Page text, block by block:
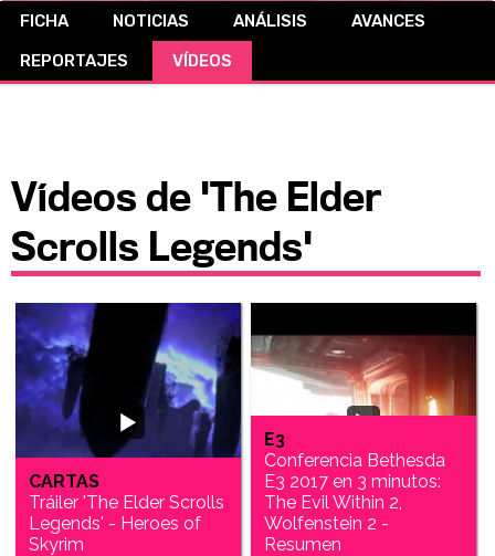
CÓMICS
FICHA NOTICIAS ANÁLISIS
AVANCES
REPORTAJES
VÍDEOS
Vídeos de 'The Elder
Scrolls Legends'
CARTAS
Tráiler 'The Elder Scrolls
Legends' - Heroes of
Skyrim
E3
Conferencia Bethesda
E3 2017 en 3 minutos:
The Evil Within 2,
Wolfenstein 2 -
Resumen